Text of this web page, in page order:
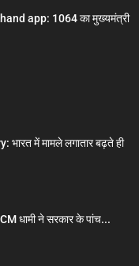
app: 1064 का मुख्यमंत्री
में मामले लगातार बढ़ते ही
धामी ने सरकार के पांच...